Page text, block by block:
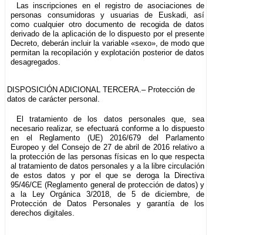
Las inscripciones en el registro de asociaciones de
personas consumidoras y usuarias de Euskadi, así
como cualquier otro documento de recogida de datos
derivado de la aplicación de lo dispuesto por el presente
Decreto, deberán incluir la variable «sexo», de modo que
permitan la recopilación y explotación posterior de datos
desagregados.
DISPOSICIÓN ADICIONAL TERCERA.– Protección de
datos de carácter personal.
El tratamiento de los datos personales que, sea
necesario realizar, se efectuará conforme a lo dispuesto
en el Reglamento (UE) 2016/679 del Parlamento
Europeo y del Consejo de 27 de abril de 2016 relativo a
la protección de las personas físicas en lo que respecta
al tratamiento de datos personales y a la libre circulación
de estos datos y por el que se deroga la Directiva
95/46/CE (Reglamento general de protección de datos) y
a la Ley Orgánica 3/2018, de 5 de diciembre, de
Protección de Datos Personales y garantía de los
derechos digitales.